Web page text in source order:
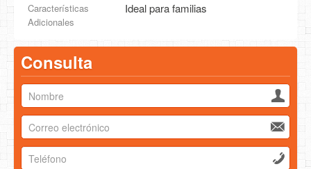
Características
Adicionales
Ideal para familias
Consulta